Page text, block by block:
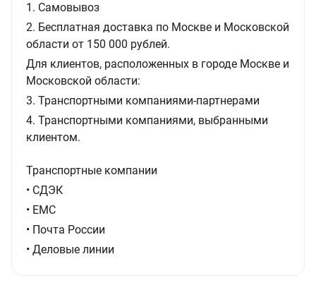
1. Самовывоз
2. Бесплатная доставка по Москве и Московской
области от 150 000 рублей.
Для клиентов, расположенных в городе Москве и
Московской области:
3. Транспортными компаниями-партнерами
4. Транспортными компаниями, выбранными
клиентом.
Транспортные компании
• СДЭК
• ЕМС
• Почта России
• Деловые линии